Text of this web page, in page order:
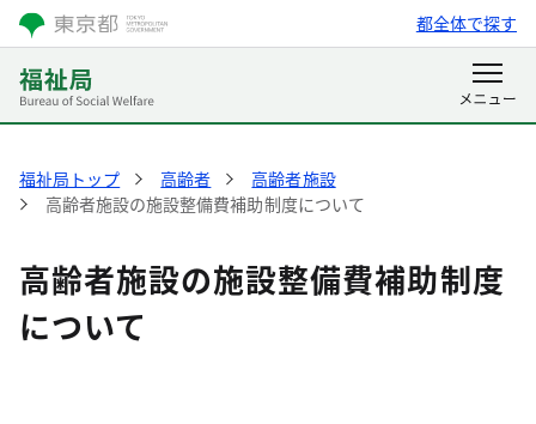
都全体で探す
福祉局トップ 高齢者
高齢者施設
高齢者施設の施設整備費補助制度について
高齢者施設の施設整備費補助制度
について